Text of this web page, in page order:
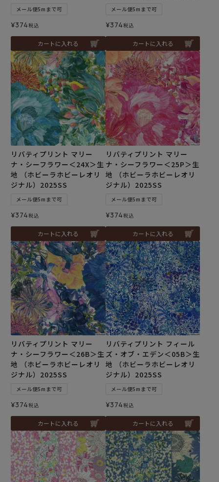
メール便5mまで可
¥374税込
カートに入れる
メール便5mまで可
¥374税込
カートに入れる
リバティプリント マリー
ナ・シーフラワー＜24X＞生
地 （ホビーラホビーレオリ
ジナル）2025SS
メール便5mまで可
¥374税込
カートに入れる
リバティプリント マリー
ナ・シーフラワー＜25P＞生
地 （ホビーラホビーレオリ
ジナル）2025SS
メール便5mまで可
¥374税込
カートに入れる
リバティプリント マリー
ナ・シーフラワー＜26B＞生
地 （ホビーラホビーレオリ
ジナル）2025SS
メール便5mまで可
¥374税込
カートに入れる
リバティプリント フィール
ズ・オブ・エデン＜05B＞生
地 （ホビーラホビーレオリ
ジナル）2025SS
メール便5mまで可
¥374税込
カートに入れる